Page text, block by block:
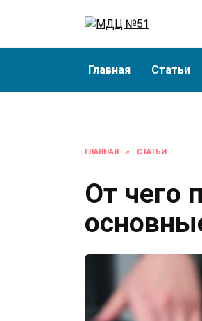
Главная Статьи
ГЛАВНАЯ » СТАТЬИ
От чего